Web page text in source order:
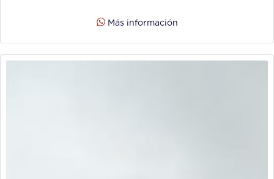
wasi
Más información